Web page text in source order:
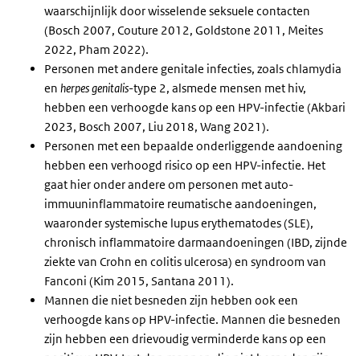
waarschijnlijk door wisselende seksuele contacten
(Bosch 2007, Couture 2012, Goldstone 2011, Meites
2022, Pham 2022).
Personen met andere genitale infecties, zoals chlamydia
en herpes genitalis-type 2, alsmede mensen met hiv,
hebben een verhoogde kans op een HPV-infectie (Akbari
2023, Bosch 2007, Liu 2018, Wang 2021).
Personen met een bepaalde onderliggende aandoening
hebben een verhoogd risico op een HPV-infectie. Het
gaat hier onder andere om personen met auto-
immuuninflammatoire reumatische aandoeningen,
waaronder systemische lupus erythematodes (SLE),
chronisch inflammatoire darmaandoeningen (IBD, zijnde
ziekte van Crohn en colitis ulcerosa) en syndroom van
Fanconi (Kim 2015, Santana 2011).
Mannen die niet besneden zijn hebben ook een
verhoogde kans op HPV-infectie. Mannen die besneden
zijn hebben een drievoudig verminderde kans op een